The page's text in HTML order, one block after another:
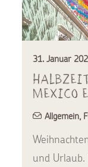
31. Januar
Mexico
Allgemein,
und